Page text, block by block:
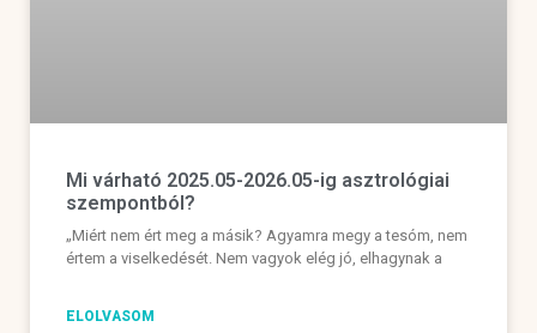
Mi várható 2025.05-2026.05-ig asztrológiai
szempontból?
„Miért nem ért meg a másik? Agyamra megy a tesóm, nem
értem a viselkedését. Nem vagyok elég jó, elhagynak a
ELOLVASOM